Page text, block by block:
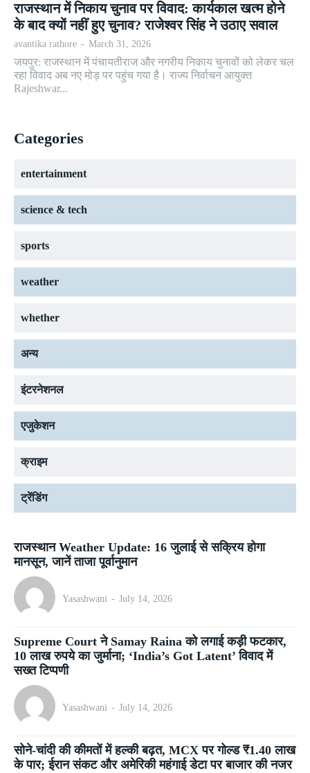
राजस्थान में निकाय चुनाव पर विवाद: कार्यकाल खत्म होने
के बाद क्यों नहीं हुए चुनाव? राजेश्वर सिंह ने उठाए सवाल
avantika rathore - March 31, 2026
जयपुर: राजस्थान में पंचायतीराज और नगरीय निकाय चुनावों को लेकर चल
रहा विवाद अब नए मोड़ पर पहुंच गया है। राज्य निर्वाचन आयुक्त
Rajeshwar...
Categories
entertainment
science & tech
sports
weather
whether
अन्य
इंटरनेशनल
एजुकेशन
क्राइम
ट्रेंडिंग
राजस्थान Weather Update: 16 जुलाई से सक्रिय होगा
मानसून, जानें ताजा पूर्वानुमान
Yasashwani - July 14, 2026
Supreme Court ने Samay Raina को लगाई कड़ी फटकार,
10 लाख रुपये का जुर्माना; ‘India’s Got Latent’ विवाद में
सख्त टिप्पणी
Yasashwani - July 14, 2026
सोने-चांदी की कीमतों में हल्की बढ़त, MCX पर गोल्ड ₹1.40 लाख
के पार; ईरान संकट और अमेरिकी महंगाई डेटा पर बाजार की नजर